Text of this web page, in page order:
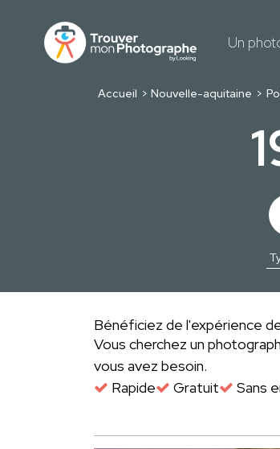
Un
Accueil Nouvelle-aquitaine
Bénéficiez de l'expérience
Vous cherchez un
vous avez besoin.
Rapide
Gratuit Sans